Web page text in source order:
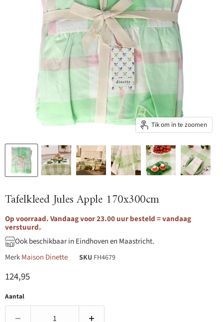
Tik om in te zoomen
Tafelkleed Jules Apple 170x300cm
Op voorraad. Vandaag voor 23.00 uur besteld = vandaag
verstuurd.
Ook beschikbaar in Eindhoven en Maastricht.
MerkMaison Dinette SKU FH4679
Huidige prijs
124,95
Aantal